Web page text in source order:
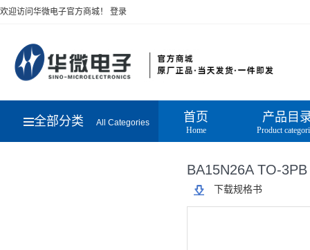
欢迎访问华微电子官方商城！ 登录
全部分类 All Categories 首页
Home
产品目
Product
BA15N26A TO-3PB
下载规格书